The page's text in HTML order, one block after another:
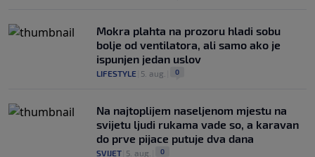
Mokra plahta na prozoru hladi sobu
bolje od ventilatora, ali samo ako je
ispunjen jedan uslov
LIFESTYLE 5. aug. 0
Na najtoplijem naseljenom mjestu na
svijetu ljudi rukama vade so, a karavan
do prve pijace putuje dva dana
SVIJET 5. aug. 0